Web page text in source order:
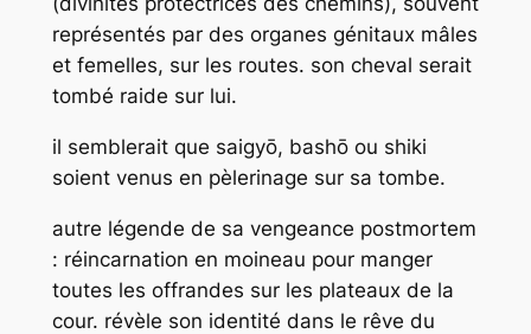
représentés par des organes génitaux mâles
et femelles, sur les routes. son cheval serait
tombé raide sur lui.
il semblerait que saigyō, bashō ou shiki
soient venus en pèlerinage sur sa tombe.
autre légende de sa vengeance postmortem
: réincarnation en moineau pour manger
toutes les offrandes sur les plateaux de la
cour. révèle son identité dans le rêve du